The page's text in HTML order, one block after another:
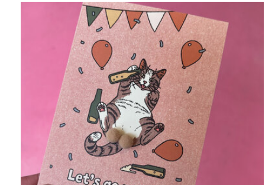
Carousel items